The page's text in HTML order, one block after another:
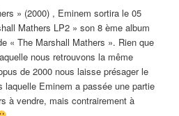
» (2000) , Eminem sortira le 05
Mathers LP2 » son 8 ème album
« The Marshall Mathers ». Rien que
nous retrouvons la même
de 2000 nous laisse présager le
laquelle Eminem a passée une partie
à vendre, mais contrairement à